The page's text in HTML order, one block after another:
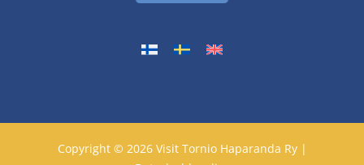
Copyright © 2026 Visit Tornio Haparanda Ry |